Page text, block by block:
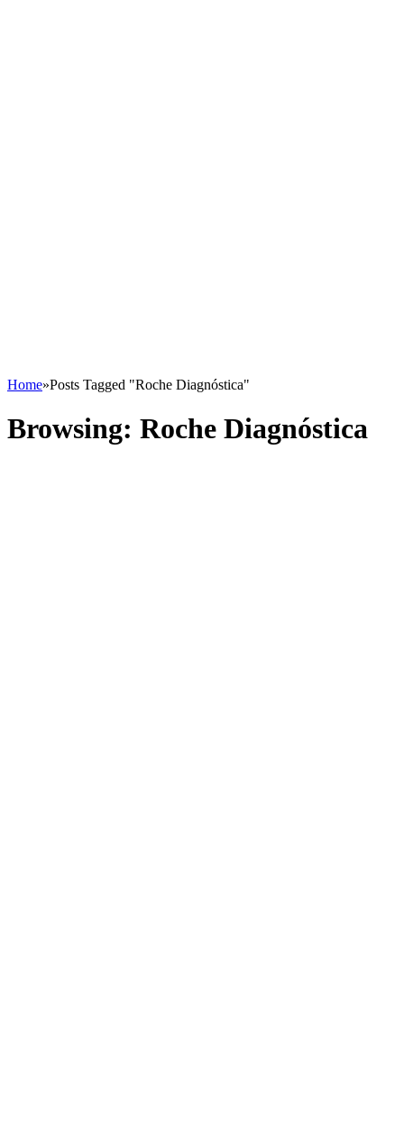
Home»Posts Tagged "Roche Diagnóstica"
Browsing: Roche Diagnóstica